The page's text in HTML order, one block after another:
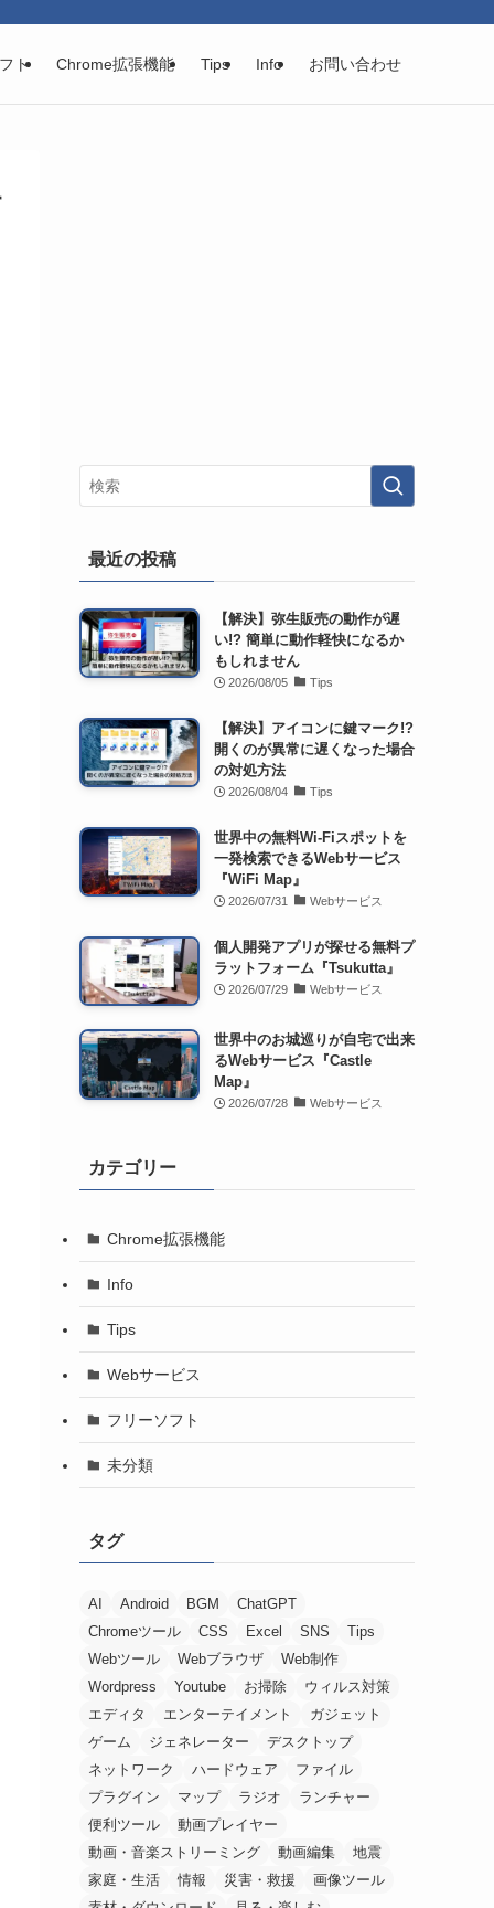
ト Chrome拡張機能 Tips Info お問い合わせ
最近の投稿
【解決】弥生販売の動作が遅
い!? 簡単に動作軽快になるか
もしれません
2026/08/05 Tips
【解決】アイコンに鍵マーク!?
開くのが異常に遅くなった場合
の対処方法
2026/08/04 Tips
世界中の無料Wi-Fiスポットを
一発検索できるWebサービス
『WiFi Map』
2026/07/31 Webサービス
個人開発アプリが探せる無料プ
ラットフォーム『Tsukutta』
2026/07/29 Webサービス
世界中のお城巡りが自宅で出来
るWebサービス『Castle
Map』
2026/07/28 Webサービス
カテゴリー
Chrome拡張機能
Info
Tips
Webサービス
フリーソフト
未分類
タグ
AI Android BGM
ChatGPT
Chromeツール
CSS Excel SNS
Tips
Webツール
Webブラウザ
Web制作
Wordpress
Youtube お掃除
ウィルス対策
エディタ
エンターテイメント
ガジェット
ゲーム
ジェネレーター
デスクトップ
ネットワーク
ハードウェア
ファイル
プラグイン
マップ ラジオ
ランチャー
便利ツール
動画プレイヤー
動画・音楽ストリーミング
動画編集
地震
家庭・生活
情報 災害・救援
画像ツール